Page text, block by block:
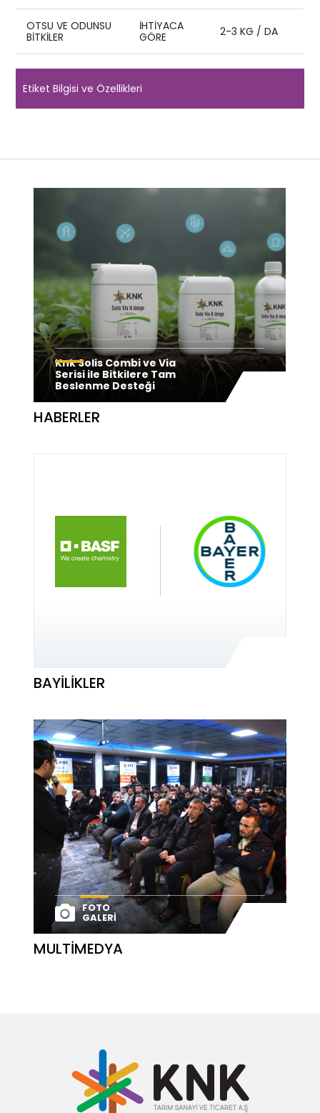
OTSU VE ODUNSU
BITKILER
İHTIYACA
GÖRE
2-3 KG / DA
Etiket Bilgisi ve Özellikleri
Modern Tarımın Gücü:
Knk Tarım’ın Yenilikçi
Gübre Teknolojileri
Knk Solis Combi ve Via
Serisi ile Bitkilere Tam
Beslenme Desteği
HABERLER
BAYILIKLER
FOTO
GALERI
MULTIMEDYA